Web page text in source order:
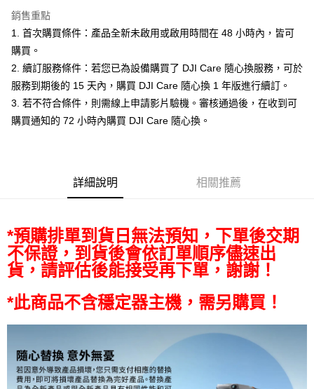
台灣樂天信用卡公司
玉山商業銀行
台灣樂天信用卡公司
元大商業銀行
玉山商業銀行
星展（台灣）商業銀行
台新國際商業銀行
悠遊付
Google Pay
全支付
全盈+PAY
AFTEE先享後付
【「AFTEE先享後付」結帳流程】
１．於結帳方式選擇「AFTEE先享後付」後，將跳轉至「AFTEE先享後付」
結帳頁面，進行簡訊認證並確認金額後，即可完成結帳。
３．收到繳費通知簡訊後14天內，點擊此簡訊中的連結，可透過四大超商／
ATM／網路銀行／等多元方式進行付款，方視為交易完成。
購買商品的店家。未經商家同意取消之訂單仍視為有效，需透過AFTEE先享
※ 交易是否成功請以「AFTEE先享後付 」之結帳頁面顯示為準，若有關於
是否繳費成功／繳費後需取消欲退款等相關疑問，請聯繫「AFTEE先享後付
客戶支援中心」https://netprotections.freshdesk.com/support/home
全家取貨付款
每筆NT$60，滿NT$399(含以上)免運費
萊爾富取貨付款
7-11取貨付款
宅配
每筆NT$75，滿NT$399(含以上)免運費
銷售重點
1. 首次購買條件：產品全新未啟用或啟用時間在 48 小時內，皆可
購買。
2. 續訂服務條件：若您已為設備購買了 DJI Care 隨心換服務，可於
服務到期後的 15 天內，購買 DJI Care 隨心換 1 年版進行續訂。
3. 若不符合條件，則需線上申請影片驗機。審核通過後，在收到可
購買通知的 72 小時內購買 DJI Care 隨心換。
詳細說明 相關推薦
*預購排單到貨日無法預知，下單後交期
不保證，到貨後會依訂單順序儘速出
貨，請評估後能接受再下單，謝謝！
*此商品不含穩定器主機，需另購買！